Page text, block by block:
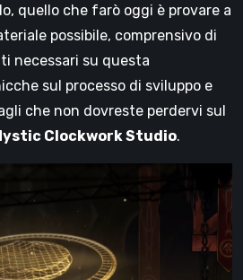
quello che farò oggi è provare a
possibile, comprensivo di
necessari su questa
sul processo di sviluppo e
che non dovreste perdervi sul
Clockwork Studio.